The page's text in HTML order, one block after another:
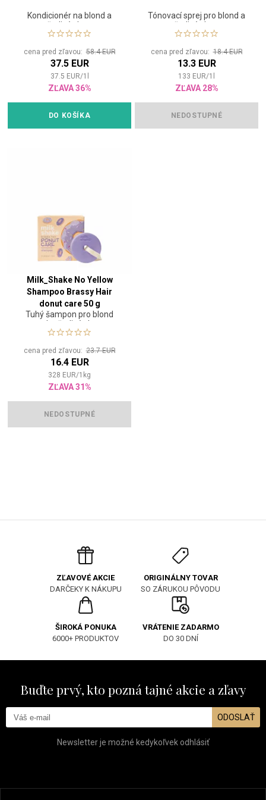
Kondicionér na blond a
šedivé vlasy
cena pred zľavou:58.4 EUR
37.5 EUR
37.5 EUR/1
ZĽAVA 36%
DO KOŠÍKA
Tónovací sprej pro blond a
šedivé vlasy
cena pred zľavou:18.4 EUR
13.3 EUR
133 EUR/1
ZĽAVA 28%
NEDOSTUPNÉ
Milk_Shake No Yellow
Shampoo Brassy Hair
donut care 50 g
Tuhý šampon pro blond
nebo šedivé vlasy
cena pred zľavou:23.7 EUR
16.4 EUR
328 EUR/1 kg
ZĽAVA 31%
NEDOSTUPNÉ
ZĽAVOVÉ AKCIE
DARČEKY K NÁKUPU
ORIGINÁLNY TOVAR
SO ZÁRUKOU PÔVODU
ŠIROKÁ PONUKA
6000+ PRODUKTOV
VRÁTENIE ZADARMO
DO 30 DNÍ
Buďte prvý, kto pozná tajné akcie a zľavy
ODOSLAŤ
Newsletter je možné kedykoľvek odhlásiť